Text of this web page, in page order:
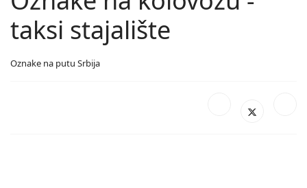
taksi stajalište
Oznake na putu Srbija